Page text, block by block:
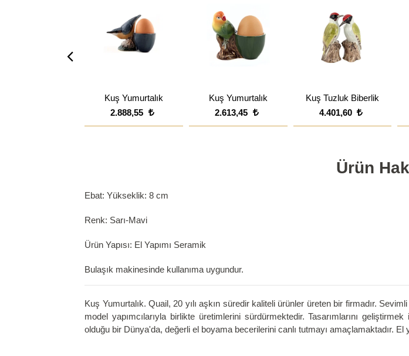
Kuş Yumurtalık
2.888,55
Kuş Yumurtalık
2.613,45
Kuş Tuzluk Biberlik
4.401,60
Ürün
Ebat: Yükseklik: 8 cm
Renk: Sarı-Mavi
Ürün Yapısı: El Yapımı Seramik
Bulaşık makinesinde kullanıma uygundur.
Kuş Yumurtalık. Quail, 20 yılı aşkın süredir kaliteli ürünler üreten bir firmadır.
model yapımcılarıyla birlikte üretimlerini sürdürmektedir. Tasarımlarını
olduğu bir Dünya'da, değerli el boyama becerilerini canlı tutmayı amaçlamaktadır. El